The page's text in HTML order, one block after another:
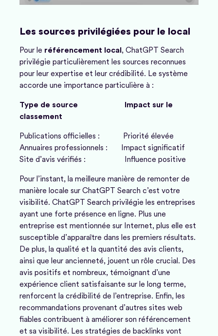
Les sources privilégiées pour le local
Pour le référencement local, ChatGPT Search
privilégie particulièrement les sources reconnues
pour leur expertise et leur crédibilité. Le système
accorde une importance particulière à :
Type de source
Impact sur le
classement
Publications officielles : Priorité élevée
Annuaires professionnels : Impact significatif
Site d’avis vérifiés : Influence positive
Pour l’instant, la meilleure manière de remonter de
manière locale sur ChatGPT Search c’est votre
visibilité. ChatGPT Search privilégie les entreprises
ayant une forte présence en ligne. Plus une
entreprise est mentionnée sur Internet, plus elle est
susceptible d’apparaître dans les premiers résultats.
De plus, la qualité et la quantité des avis clients,
ainsi que leur ancienneté, jouent un rôle crucial. Des
avis positifs et nombreux, témoignant d’une
expérience client satisfaisante sur le long terme,
renforcent la crédibilité de l’entreprise. Enfin, les
recommandations provenant d’autres sites web
fiables contribuent à améliorer son référencement
et sa visibilité. Les stratégies de backlinks vont